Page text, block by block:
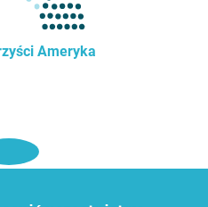
Ameryka